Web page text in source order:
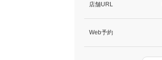
店舗URL
Web予約